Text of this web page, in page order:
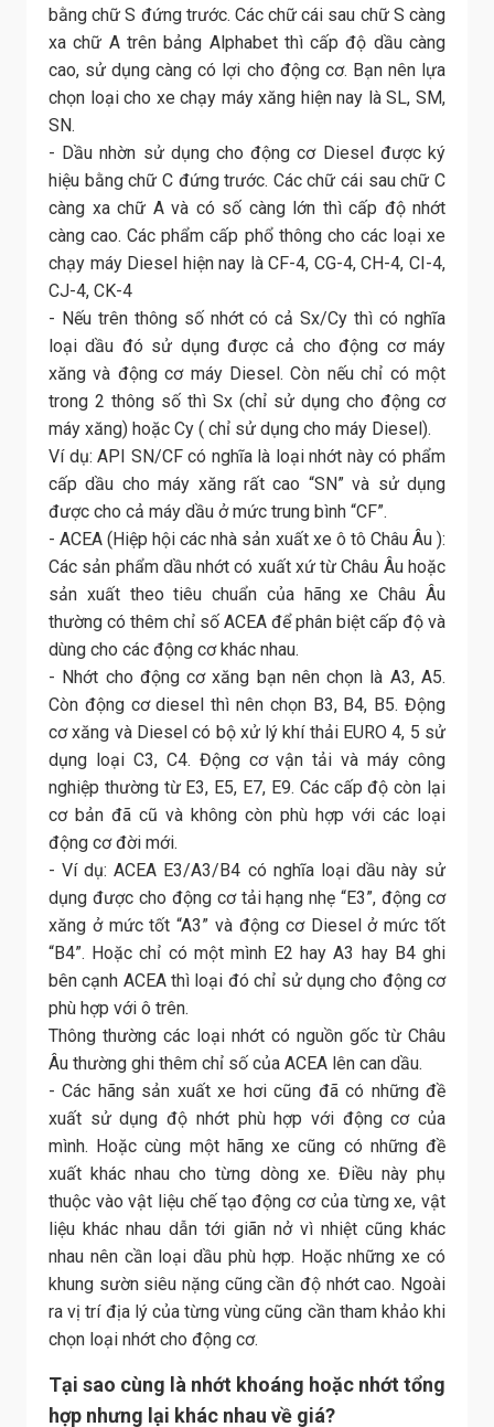
bằng chữ S đứng trước. Các chữ cái sau chữ S càng
xa chữ A trên bảng Alphabet thì cấp độ dầu càng
cao, sử dụng càng có lợi cho động cơ. Bạn nên lựa
chọn loại cho xe chạy máy xăng hiện nay là SL, SM,
SN.
- Dầu nhờn sử dụng cho động cơ Diesel được ký
hiệu bằng chữ C đứng trước. Các chữ cái sau chữ C
càng xa chữ A và có số càng lớn thì cấp độ nhớt
càng cao. Các phẩm cấp phổ thông cho các loại xe
chạy máy Diesel hiện nay là CF-4, CG-4, CH-4, CI-4,
CJ-4, CK-4
- Nếu trên thông số nhớt có cả Sx/Cy thì có nghĩa
loại dầu đó sử dụng được cả cho động cơ máy
xăng và động cơ máy Diesel. Còn nếu chỉ có một
trong 2 thông số thì Sx (chỉ sử dụng cho động cơ
máy xăng) hoặc Cy ( chỉ sử dụng cho máy Diesel).
Ví dụ: API SN/CF có nghĩa là loại nhớt này có phẩm
cấp dầu cho máy xăng rất cao “SN” và sử dụng
được cho cả máy dầu ở mức trung bình “CF”.
- ACEA (Hiệp hội các nhà sản xuất xe ô tô Châu Âu ):
Các sản phẩm dầu nhớt có xuất xứ từ Châu Âu hoặc
sản xuất theo tiêu chuẩn của hãng xe Châu Âu
thường có thêm chỉ số ACEA để phân biệt cấp độ và
dùng cho các động cơ khác nhau.
- Nhớt cho động cơ xăng bạn nên chọn là A3, A5.
Còn động cơ diesel thì nên chọn B3, B4, B5. Động
cơ xăng và Diesel có bộ xử lý khí thải EURO 4, 5 sử
dụng loại C3, C4. Động cơ vận tải và máy công
nghiệp thường từ E3, E5, E7, E9. Các cấp độ còn lại
cơ bản đã cũ và không còn phù hợp với các loại
động cơ đời mới.
- Ví dụ: ACEA E3/A3/B4 có nghĩa loại dầu này sử
dụng được cho động cơ tải hạng nhẹ “E3”, động cơ
xăng ở mức tốt “A3” và động cơ Diesel ở mức tốt
“B4”. Hoặc chỉ có một mình E2 hay A3 hay B4 ghi
bên cạnh ACEA thì loại đó chỉ sử dụng cho động cơ
phù hợp với ô trên.
Thông thường các loại nhớt có nguồn gốc từ Châu
Âu thường ghi thêm chỉ số của ACEA lên can dầu.
- Các hãng sản xuất xe hơi cũng đã có những đề
xuất sử dụng độ nhớt phù hợp với động cơ của
mình. Hoặc cùng một hãng xe cũng có những đề
xuất khác nhau cho từng dòng xe. Điều này phụ
thuộc vào vật liệu chế tạo động cơ của từng xe, vật
liệu khác nhau dẫn tới giãn nở vì nhiệt cũng khác
nhau nên cần loại dầu phù hợp. Hoặc những xe có
khung sườn siêu nặng cũng cần độ nhớt cao. Ngoài
ra vị trí địa lý của từng vùng cũng cần tham khảo khi
chọn loại nhớt cho động cơ.
Tại sao cùng là nhớt khoáng hoặc nhớt tổng
hợp nhưng lại khác nhau về giá?